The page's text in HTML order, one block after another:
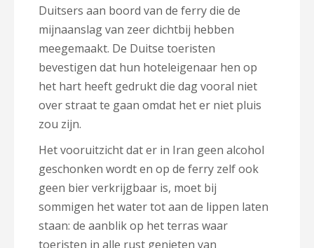
Duitsers aan boord van de ferry die de
mijnaanslag van zeer dichtbij hebben
meegemaakt. De Duitse toeristen
bevestigen dat hun hoteleigenaar hen op
het hart heeft gedrukt die dag vooral niet
over straat te gaan omdat het er niet pluis
zou zijn.
Het vooruitzicht dat er in Iran geen alcohol
geschonken wordt en op de ferry zelf ook
geen bier verkrijgbaar is, moet bij
sommigen het water tot aan de lippen laten
staan: de aanblik op het terras waar
toeristen in alle rust genieten van